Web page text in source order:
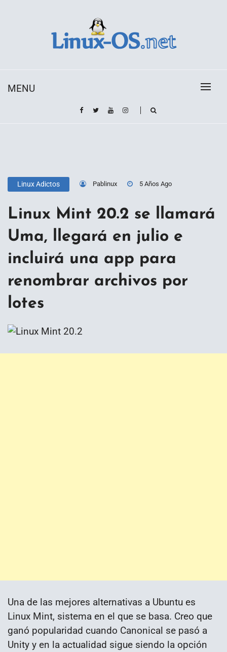
MENU
Linux Adictos Pablinux 5 Años Ago
Linux Mint 20.2 se llamará
Uma, llegará en julio e
incluirá una app para
renombrar archivos por
lotes
Una de las mejores alternativas a Ubuntu es
Linux Mint, sistema en el que se basa. Creo que
ganó popularidad cuando Canonical se pasó a
Unity y en la actualidad sigue siendo la opción